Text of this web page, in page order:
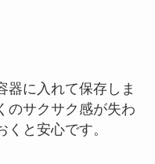
器に入れて保存しま
のサクサク感が失わ
と安心です。